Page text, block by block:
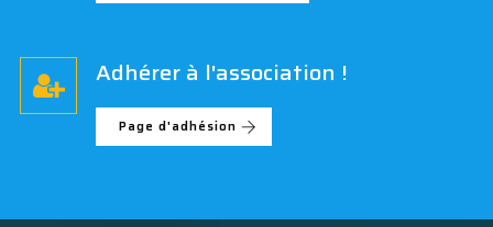
Adhérer à l'association !
Page d'adhésion